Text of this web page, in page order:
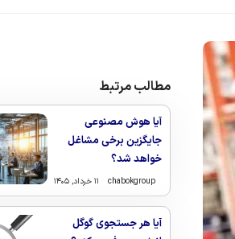
مطالب مرتبط
آیا هوش مصنوعی
جایگزین برخی مشاغل
خواهد شد؟
chabokgroup ۱۱ خرداد, ۱۴۰۵
آیا هر جستجوی گوگل